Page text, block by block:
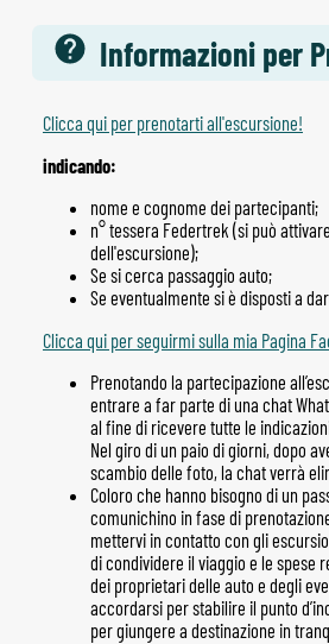
Informazioni per
Clicca qui per prenotarti all'escursione!
indicando:
nome e cognome dei partecipanti;
n° tessera Federtrek (si può
dell'escursione);
Se si cerca passaggio auto;
Se eventualmente si è disposti a
Clicca qui per seguirmi sulla mia Pagina
Prenotando la partecipazione
entrare a far parte di una chat
al fine di ricevere tutte le
Nel giro di un paio di giorni, dopo
scambio delle foto, la chat verrà
Coloro che hanno bisogno di un
comunichino in fase di
mettervi in contatto con gli
di condividere il viaggio e le spese
dei proprietari delle auto e degli
accordarsi per stabilire il punto
per giungere a destinazione in